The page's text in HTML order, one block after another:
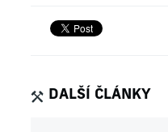
DALŠÍ ČLÁNKY